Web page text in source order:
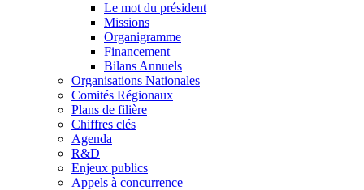
Le mot du président
Missions
Organigramme
Financement
Bilans Annuels
Organisations Nationales
Comités Régionaux
Plans de filière
Chiffres clés
Agenda
R&D
Enjeux publics
Appels à concurrence